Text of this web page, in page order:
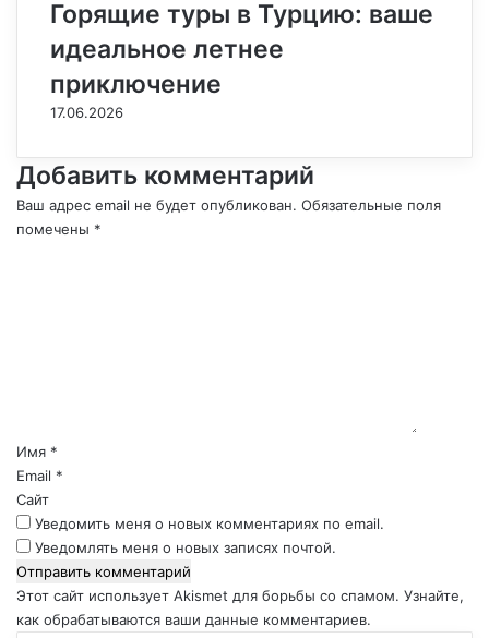
Горящие туры в Турцию: ваше
идеальное летнее
приключение
17.06.2026
Добавить комментарий
Ваш адрес email не будет опубликован. Обязательные поля
помечены *
р
и
й
*
Имя *
Email *
Сайт
Уведомить меня о новых комментариях по email.
Уведомлять меня о новых записях почтой.
Этот сайт использует Akismet для борьбы со спамом. Узнайте,
как обрабатываются ваши данные комментариев.